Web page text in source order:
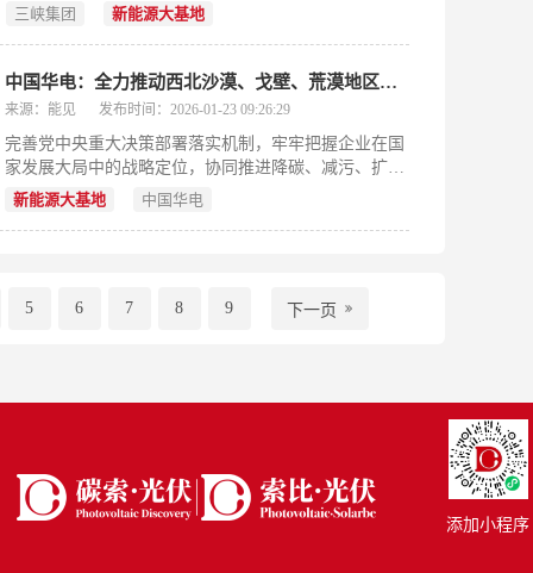
招标公告。三峡集团已经与四川、云南两省分别签订新
三峡集团 新能源大基地
中国华电：全力推动西北沙漠、戈壁、荒漠地区
新能源
来源：能见 发布时间：2026-01-23 09:26:29
完善党中央重大决策部署落实机制，牢牢把握企业在国
家发展大局中的战略定位，协同推进降碳、减污、扩
绿、增长，全力推动西北沙漠、戈壁、荒漠地区新能源
新能源大基地 中国华电
5 6 7 8 9 下一页
添加小程序